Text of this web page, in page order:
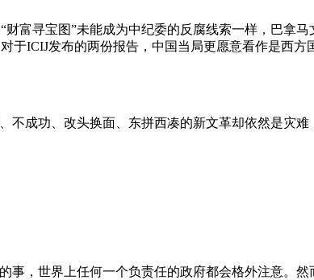
富寻宝图”未能成为中纪委的反腐线索一样，巴拿
于ICIJ发布的两份报告，中国当局更愿意看作是西方
不成功、改头换面、东拼西凑的新文革却依然是灾
事，世界上任何一个负责任的政府都会格外注意。